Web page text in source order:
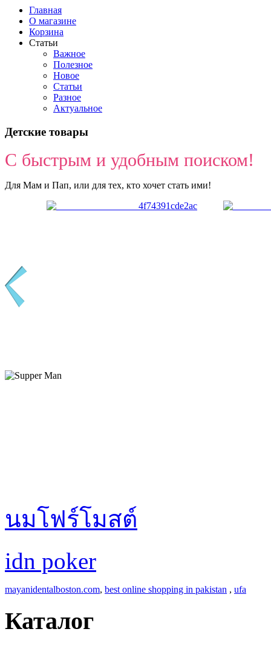
Главная
О магазине
Корзина
Статьи
Важное
Полезное
Новое
Статьи
Разное
Актуальное
Детские товары
С быстрым и удобным поиском!
Для Мам и Пап, или для тех, кто хочет стать ими!
นมโฟร์โมสต์
idn poker
mayanidentalboston.com, best online shopping in pakistan , ufa
Каталог